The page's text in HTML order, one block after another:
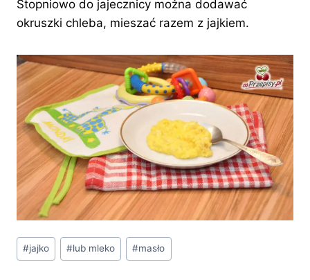
Stopniowo do jajecznicy można dodawać
okruszki chleba, mieszać razem z jajkiem.
Tagi
wpisu:
#jajko #lub mleko #masło